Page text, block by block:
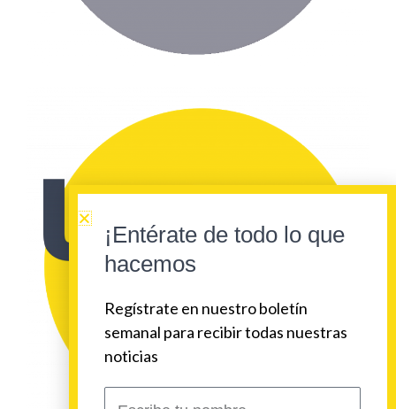
¡Entérate de todo lo que
hacemos
Regístrate en nuestro boletín
semanal para recibir todas nuestras
noticias